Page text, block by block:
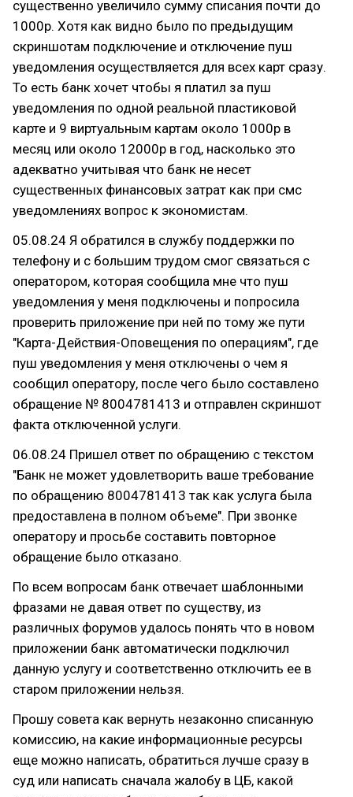
существенно увеличило сумму списания почти до
1000р. Хотя как видно было по предыдущим
скриншотам подключение и отключение пуш
уведомления осуществляется для всех карт сразу.
То есть банк хочет чтобы я платил за пуш
уведомления по одной реальной пластиковой
карте и 9 виртуальным картам около 1000р в
месяц или около 12000р в год, насколько это
адекватно учитывая что банк не несет
существенных финансовых затрат как при смс
уведомлениях вопрос к экономистам.
05.08.24 Я обратился в службу поддержки по
телефону и с большим трудом смог связаться с
оператором, которая сообщила мне что пуш
уведомления у меня подключены и попросила
проверить приложение при ней по тому же пути
"Карта-Действия-Оповещения по операциям", где
пуш уведомления у меня отключены о чем я
сообщил оператору, после чего было составлено
обращение № 8004781413 и отправлен скриншот
факта отключенной услуги.
06.08.24 Пришел ответ по обращению с текстом
"Банк не может удовлетворить ваше требование
по обращению 8004781413 так как услуга была
предоставлена в полном объеме". При звонке
оператору и просьбе составить повторное
обращение было отказано.
По всем вопросам банк отвечает шаблонными
фразами не давая ответ по существу, из
различных форумов удалось понять что в новом
приложении банк автоматически подключил
данную услугу и соответственно отключить ее в
старом приложении нельзя.
Прошу совета как вернуть незаконно списанную
комиссию, на какие информационные ресурсы
еще можно написать, обратиться лучше сразу в
суд или написать сначала жалобу в ЦБ, какой